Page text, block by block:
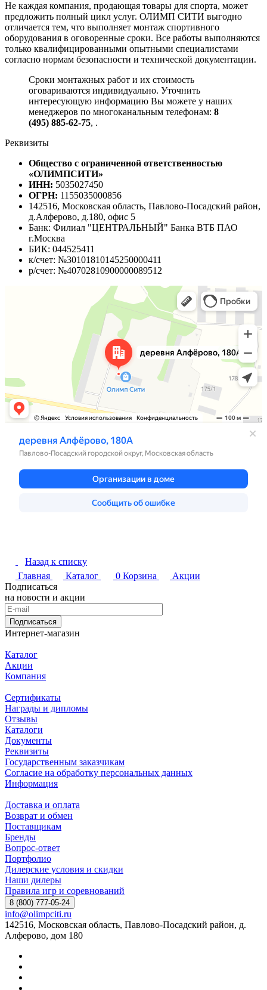
Не каждая компания, продающая товары для спорта, может
предложить полный цикл услуг. ОЛИМП СИТИ выгодно
отличается тем, что выполняет монтаж спортивного
оборудования в оговоренные сроки. Все работы выполняются
только квалифицированными опытными специалистами
согласно нормам безопасности и технической документации.
Сроки монтажных работ и их стоимость
оговариваются индивидуально. Уточнить
интересующую информацию Вы можете у наших
менеджеров по многоканальным телефонам: 8
(495) 885-62-75, .
Реквизиты
Общество с ограниченной ответственностью
«ОЛИМПСИТИ»
ИНН: 5035027450
ОГРН: 1155035000856
142516, Московская область, Павлово-Посадский район,
д.Алферово, д.180, офис 5
Банк: Филиал "ЦЕНТРАЛЬНЫЙ" Банка ВТБ ПАО
г.Москва
БИК: 044525411
к/счет: №30101810145250000411
р/счет: №40702810900000089512
Назад к списку
Главная
Каталог 0 Корзина
Акции
Подписаться
на новости и акции
Подписаться
Интернет-магазин
Каталог
Акции
Компания
Сертификаты
Награды и дипломы
Отзывы
Каталоги
Документы
Реквизиты
Государственным заказчикам
Согласие на обработку персональных данных
Информация
Доставка и оплата
Возврат и обмен
Поставщикам
Бренды
Вопрос-ответ
Портфолио
Дилерские условия и скидки
Наши дилеры
Правила игр и соревнований
8 (800) 777-05-24
info@olimpciti.ru
142516, Московская область, Павлово-Посадский район, д.
Алферово, дом 180